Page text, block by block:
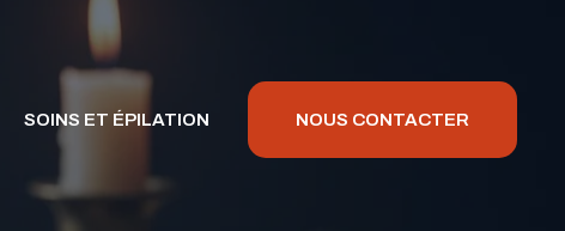
SOINS ET ÉPILATION NOUS CONTACTER